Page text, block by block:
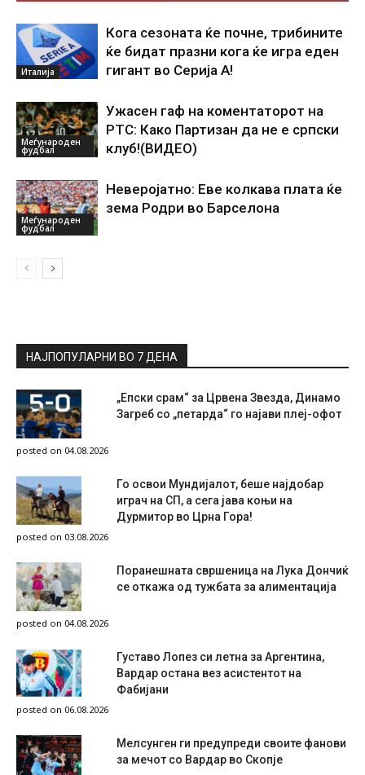
Италија
Кога сезоната ќе почне, трибините
ќе бидат празни кога ќе игра еден
гигант во Серија А!
Меѓународен
фудбал
Ужасен гаф на коментаторот на
РТС: Како Партизан да не е српски
клуб!(ВИДЕО)
Меѓународен
фудбал
Неверојатно: Еве колкава плата ќе
зема Родри во Барселона
НАЈПОПУЛАРНИ ВО 7 ДЕНА
„Епски срам“ за Црвена Звезда, Динамо
Загреб со „петарда“ го најави плеј-офот
posted on 04.08.2026
Го освои Мундијалот, беше најдобар
играч на СП, а сега јава коњи на
Дурмитор во Црна Гора!
posted on 03.08.2026
Поранешната свршеница на Лука Дончиќ
се откажа од тужбата за алиментација
posted on 04.08.2026
Густаво Лопез си летна за Аргентина,
Вардар остана вез асистентот на
Фабијани
posted on 06.08.2026
Мелсунген ги предупреди своите фанови
за мечот со Вардар во Скопје